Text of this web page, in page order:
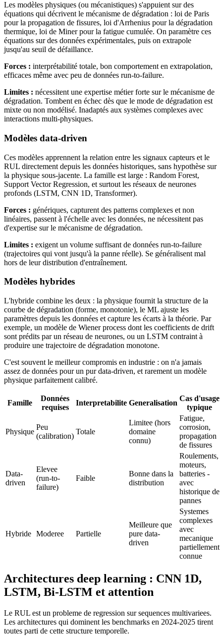
Les modèles physiques (ou mécanistiques) s'appuient sur des
équations qui décrivent le mécanisme de dégradation : loi de Paris
pour la propagation de fissures, loi d'Arrhenius pour la dégradation
thermique, loi de Miner pour la fatigue cumulée. On paramètre ces
équations sur des données expérimentales, puis on extrapole
jusqu'au seuil de défaillance.
Forces : interprétabilité totale, bon comportement en extrapolation,
efficaces même avec peu de données run-to-failure.
Limites : nécessitent une expertise métier forte sur le mécanisme de
dégradation. Tombent en échec dès que le mode de dégradation est
mixte ou non modélisé. Inadaptés aux systèmes complexes avec
interactions multi-physiques.
Modèles data-driven
Ces modèles apprennent la relation entre les signaux capteurs et le
RUL directement depuis les données historiques, sans hypothèse sur
la physique sous-jacente. La famille est large : Random Forest,
Support Vector Regression, et surtout les réseaux de neurones
profonds (LSTM, CNN 1D, Transformer).
Forces : génériques, capturent des patterns complexes et non
linéaires, passent à l'échelle avec les données, ne nécessitent pas
d'expertise sur le mécanisme de dégradation.
Limites : exigent un volume suffisant de données run-to-failure
(trajectoires qui vont jusqu'à la panne réelle). Se généralisent mal
hors de leur distribution d'entraînement.
Modèles hybrides
L'hybride combine les deux : la physique fournit la structure de la
courbe de dégradation (forme, monotonie), le ML ajuste les
paramètres depuis les données et capture les écarts à la théorie. Par
exemple, un modèle de Wiener process dont les coefficients de drift
sont prédits par un réseau de neurones, ou un LSTM contraint à
produire une trajectoire de dégradation monotone.
C'est souvent le meilleur compromis en industrie : on n'a jamais
assez de données pour un pur data-driven, et rarement un modèle
physique parfaitement calibré.
Famille
Données
requises
Interpretabilite Generalisation
Cas d'usage
typique
Physique
Peu
(calibration)
Totale
Limitee (hors
domaine
connu)
Fatigue,
corrosion,
propagation
de fissures
Data-
driven
Elevee
(run-to-
failure)
Faible
Bonne dans la
distribution
Roulements,
moteurs,
batteries -
avec
historique de
pannes
Hybride Moderee Partielle
Meilleure que
pure data-
driven
Systemes
complexes
avec
mecanique
partiellement
connue
Architectures deep learning : CNN 1D,
LSTM, Bi-LSTM et attention
Le RUL est un probleme de regression sur sequences multivariees.
Les architectures qui dominent les benchmarks en 2024-2025 tirent
toutes parti de cette structure temporelle.